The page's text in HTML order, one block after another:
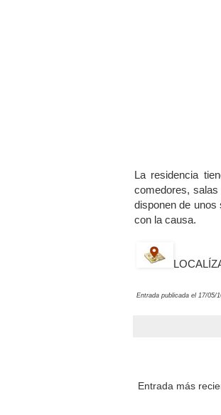
La residencia
comedores,
disponen de
con la causa.
Entrada publicada el 17/05/
Entrada más